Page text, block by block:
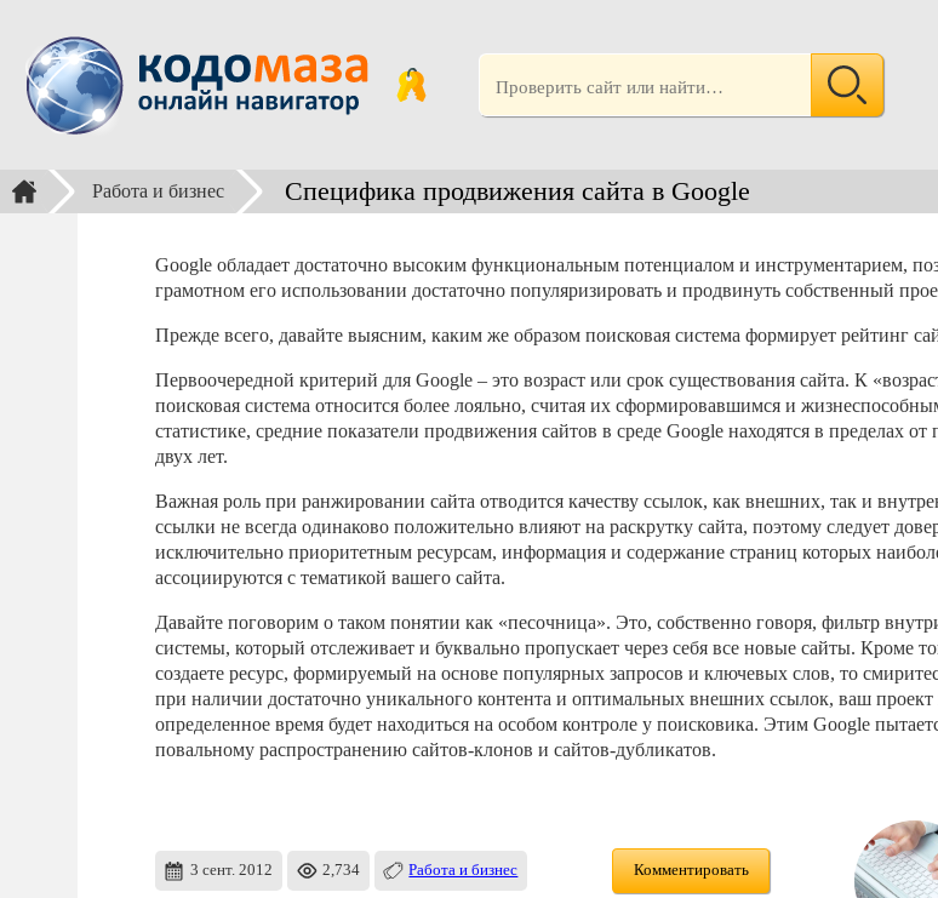
Работа и бизнес Специфика продвижения сайта в Google
Google обладает достаточно высоким функциональным потенциалом и инструментарием,
грамотном его использовании достаточно популяризировать и продвинуть собственный
Прежде всего, давайте выясним, каким же образом поисковая система формирует рейтинг
Первоочередной критерий для Google – это возраст или срок существования сайта. К
поисковая система относится более лояльно, считая их сформировавшимся и
статистике, средние показатели продвижения сайтов в среде Google находятся в пределах от
двух лет.
Важная роль при ранжировании сайта отводится качеству ссылок, как внешних, так и
ссылки не всегда одинаково положительно влияют на раскрутку сайта, поэтому следует
исключительно приоритетным ресурсам, информация и содержание страниц которых
ассоциируются с тематикой вашего сайта.
Давайте поговорим о таком понятии как «песочница». Это, собственно говоря, фильтр
системы, который отслеживает и буквально пропускает через себя все новые сайты. Кроме
создаете ресурс, формируемый на основе популярных запросов и ключевых слов, то
при наличии достаточно уникального контента и оптимальных внешних ссылок, ваш проект
определенное время будет находиться на особом контроле у поисковика. Этим Google
повальному распространению сайтов-клонов и сайтов-дубликатов.
3 сент. 2012 2,734 Работа и бизнес Комментировать